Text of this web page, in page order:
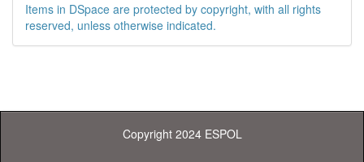
Items in DSpace are protected by copyright, with all rights
reserved, unless otherwise indicated.
Copyright 2024 ESPOL